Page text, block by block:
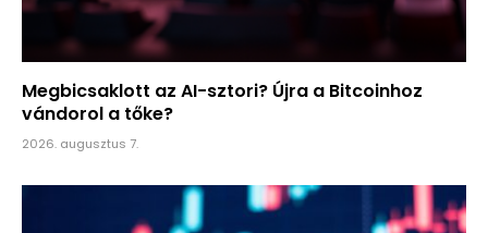
Megbicsaklott az AI-sztori? Újra a Bitcoinhoz
vándorol a tőke?
2026. augusztus 7.